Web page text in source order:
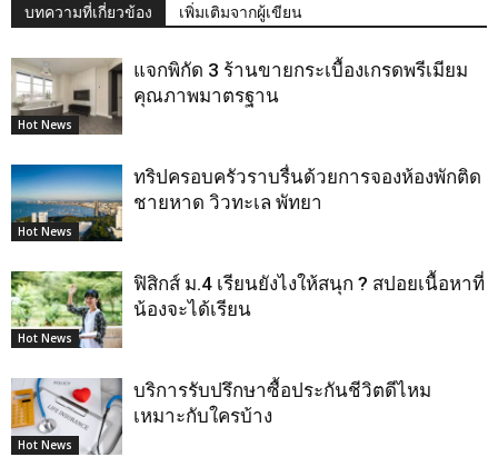
บทความที่เกี่ยวข้อง เพิ่มเติมจากผู้เขียน
Hot News
แจกพิกัด 3 ร้านขายกระเบื้องเกรดพรีเมียม
คุณภาพมาตรฐาน
Hot News
ทริปครอบครัวราบรื่นด้วยการจองห้องพักติด
ชายหาด วิวทะเล พัทยา
Hot News
ฟิสิกส์ ม.4 เรียนยังไงให้สนุก ? สปอยเนื้อหาที่
น้องจะได้เรียน
Hot News
บริการรับปรึกษาซื้อประกันชีวิตดีไหม
เหมาะกับใครบ้าง